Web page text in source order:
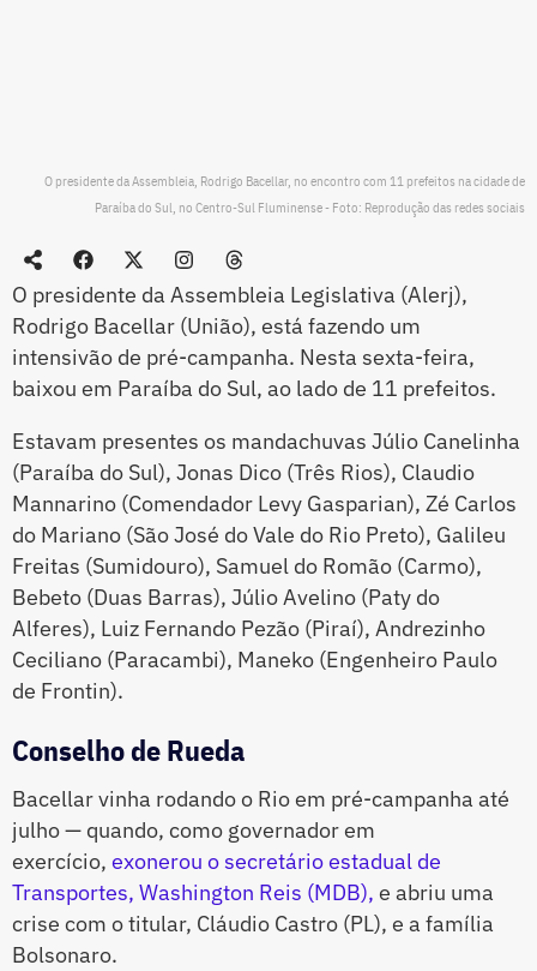
O presidente da Assembleia, Rodrigo Bacellar, no encontro com 11 prefeitos na cidade de
Paraíba do Sul, no Centro-Sul Fluminense - Foto: Reprodução das redes sociais
O presidente da Assembleia Legislativa (Alerj),
Rodrigo Bacellar (União), está fazendo um
intensivão de pré-campanha. Nesta sexta-feira,
baixou em Paraíba do Sul, ao lado de 11 prefeitos.
Estavam presentes os mandachuvas Júlio Canelinha
(Paraíba do Sul), Jonas Dico (Três Rios), Claudio
Mannarino (Comendador Levy Gasparian), Zé Carlos
do Mariano (São José do Vale do Rio Preto), Galileu
Freitas (Sumidouro), Samuel do Romão (Carmo),
Bebeto (Duas Barras), Júlio Avelino (Paty do
Alferes), Luiz Fernando Pezão (Piraí), Andrezinho
Ceciliano (Paracambi), Maneko (Engenheiro Paulo
de Frontin).
Conselho de Rueda
Bacellar vinha rodando o Rio em pré-campanha até
julho — quando, como governador em
exercício, exonerou o secretário estadual de
Transportes, Washington Reis (MDB), e abriu uma
crise com o titular, Cláudio Castro (PL), e a família
Bolsonaro.